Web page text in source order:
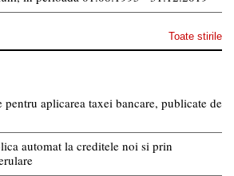
Toate stirile
aplicarea taxei bancare, publicate de
automat la creditele noi si prin